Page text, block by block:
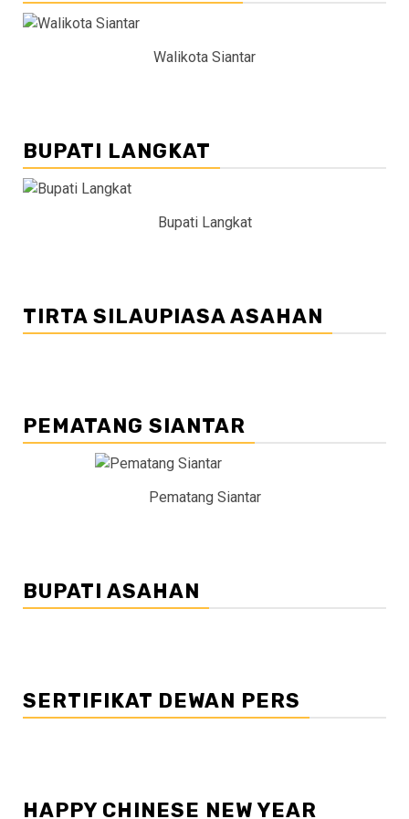
Walikota Siantar
BUPATI LANGKAT
Bupati Langkat
TIRTA SILAUPIASA ASAHAN
PEMATANG SIANTAR
Pematang Siantar
BUPATI ASAHAN
SERTIFIKAT DEWAN PERS
HAPPY CHINESE NEW YEAR